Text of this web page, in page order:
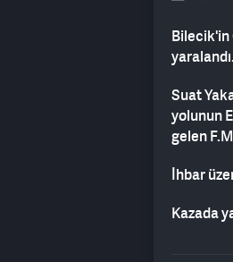
Bilecik'in
yaralandı.
Suat
yolunun
gelen
İhbar
Kazada
Ağır